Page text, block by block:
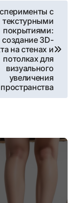
с
текстурными
покрытиями:
создание 3D-
на стенах и
потолках для
визуального
увеличения
пространства